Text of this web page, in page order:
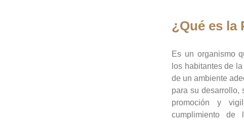
¿Qué es la
Es un organismo
los habitantes de
de un ambiente
para su desarrollo,
promoción y
cumplimiento de